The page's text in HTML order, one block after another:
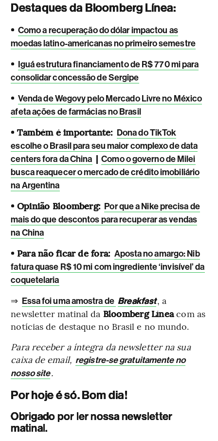
Destaques da Bloomberg Línea:
• Como a recuperação do dólar impactou as
moedas latino-americanas no primeiro semestre
• Iguá estrutura financiamento de R$ 770 mi para
consolidar concessão de Sergipe
• Venda de Wegovy pelo Mercado Livre no México
afeta ações de farmácias no Brasil
• Também é importante: Dona do TikTok
escolhe o Brasil para seu maior complexo de data
centers fora da China | Como o governo de Milei
busca reaquecer o mercado de crédito imobiliário
na Argentina
• Opinião Bloomberg: Por que a Nike precisa de
mais do que descontos para recuperar as vendas
na China
• Para não ficar de fora: Aposta no amargo: Nib
fatura quase R$ 10 mi com ingrediente ‘invisível’ da
coquetelaria
⇒ Essa foi uma amostra de Breakfast, a
newsletter matinal da Bloomberg Líneacom as
notícias de destaque no Brasil e no mundo.
Para receber a íntegra da newsletter na sua
caixa de email, registre-se gratuitamente no
nosso site.
Por hoje é só. Bom dia!
Obrigado por ler nossa newsletter
matinal.